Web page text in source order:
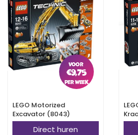
€9,75
LEGO Motorized
Excavator (8043)
Direct huren